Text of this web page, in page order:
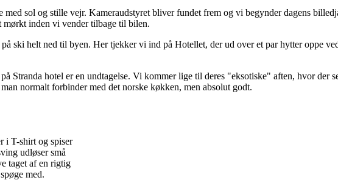
sol og stille vejr. Kameraudstyret bliver fundet frem og vi begynder dagens
mørkt inden vi vender tilbage til bilen.
ski helt ned til byen. Her tjekker vi ind på Hotellet, der ud over et par hytter oppe
Stranda hotel er en undtagelse. Vi kommer lige til deres "eksotiske" aften, hvor der
normalt forbinder med det norske køkken, men absolut godt.
i T-shirt og spiser
udløser små
taget af en rigtig
med.